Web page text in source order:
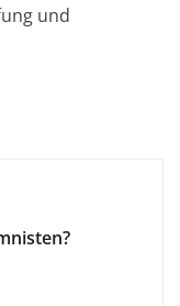
und